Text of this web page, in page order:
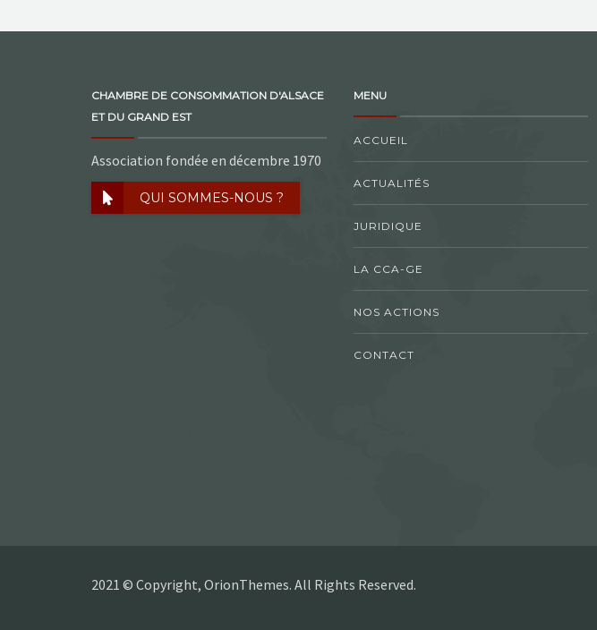
CHAMBRE DE CONSOMMATION D'ALSACE
ET DU GRAND EST
Association fondée en décembre 1970
QUI SOMMES-NOUS ?
MENU
ACCUEIL
ACTUALITÉS
JURIDIQUE
LA CCA-GE
NOS ACTIONS
CONTACT
2021 © Copyright, OrionThemes. All Rights Reserved.